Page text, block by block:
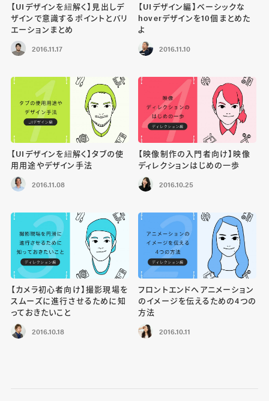
【UIデザインを紐解く】見出しデ
ザインで意識するポイントとバリ
エーションまとめ
2016.11.17
【UIデザイン編】ベーシックな
hoverデザインを10個まとめた
よ
2016.11.10
【UIデザインを紐解く】タブの使
用用途やデザイン手法
2016.11.08
【映像制作の入門者向け】映像
ディレクションはじめの一歩
2016.10.25
【カメラ初心者向け】撮影現場を
スムーズに進行させるために知
っておきたいこと
2016.10.18
フロントエンドへアニメーション
のイメージを伝えるための4つの
方法
2016.10.11